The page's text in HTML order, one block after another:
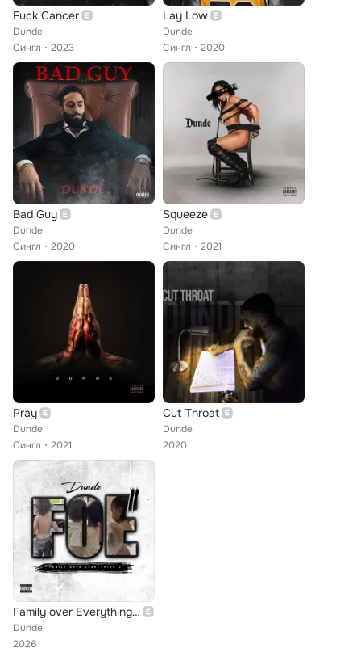
Fuck Cancer
Dunde
Сингл
2023
Lay Low
Dunde
Сингл
2020
Bad Guy
Dunde
Сингл
2020
Squeeze
Dunde
Сингл
2021
Pray
Dunde
Сингл
2021
Cut Throat
Dunde
2020
Family over Everything 2
Dunde
2026